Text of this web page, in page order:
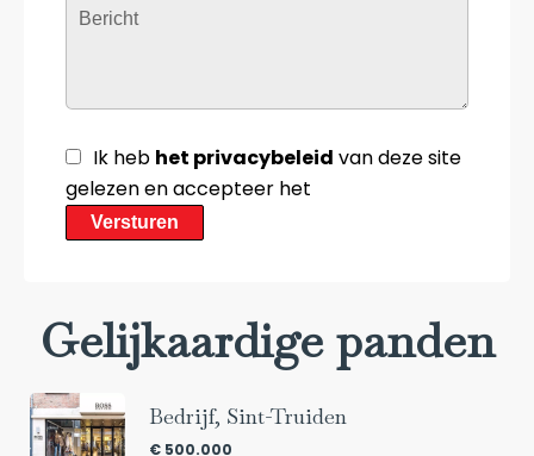
Ik heb het privacybeleid van deze site
gelezen en accepteer het
Versturen
Gelijkaardige panden
Bedrijf, Sint-Truiden
€ 500.000